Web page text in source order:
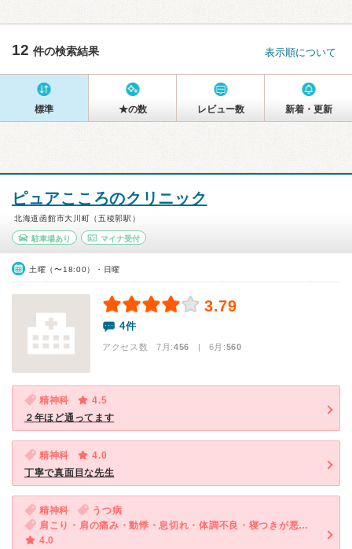
12 件の検索結果 表示順について
標準 ★の数 レビュー数 新着・更新
ピュアこころのクリニック
北海道函館市大川町（五稜郭駅）
駐車場あり マイナ受付
土曜（〜18:00）・日曜
3.79
4件
アクセス数 7月:456 | 6月:560
精神科
4.5
２年ほど通ってます
精神科
4.0
丁寧で真面目な先生
精神科
うつ病
肩こり・肩の痛み・動悸・息切れ・体調不良・寝つきが悪い・不眠・気が滅入る・不安
4.0